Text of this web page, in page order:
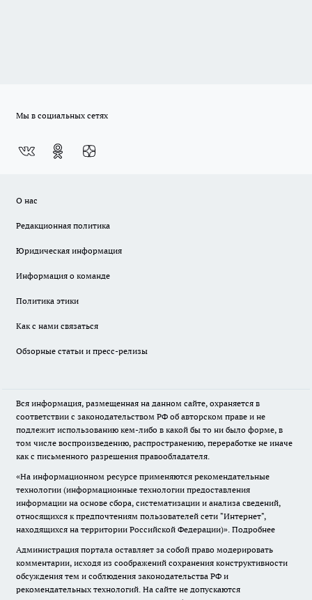
Мы в социальных сетях
О нас
Редакционная политика
Юридическая информация
Информация о команде
Политика этики
Как с нами связаться
Обзорные статьи и пресс-релизы
Вся информация, размещенная на данном сайте, охраняется в
соответствии с законодательством РФ об авторском праве и не
подлежит использованию кем-либо в какой бы то ни было форме, в
том числе воспроизведению, распространению, переработке не иначе
как с письменного разрешения правообладателя.
«На информационном ресурсе применяются рекомендательные
технологии (информационные технологии предоставления
информации на основе сбора, систематизации и анализа сведений,
относящихся к предпочтениям пользователей сети "Интернет",
находящихся на территории Российской Федерации)». Подробнее
Администрация портала оставляет за собой право модерировать
комментарии, исходя из соображений сохранения конструктивности
обсуждения тем и соблюдения законодательства РФ и
рекомендательных технологий. На сайте не допускаются